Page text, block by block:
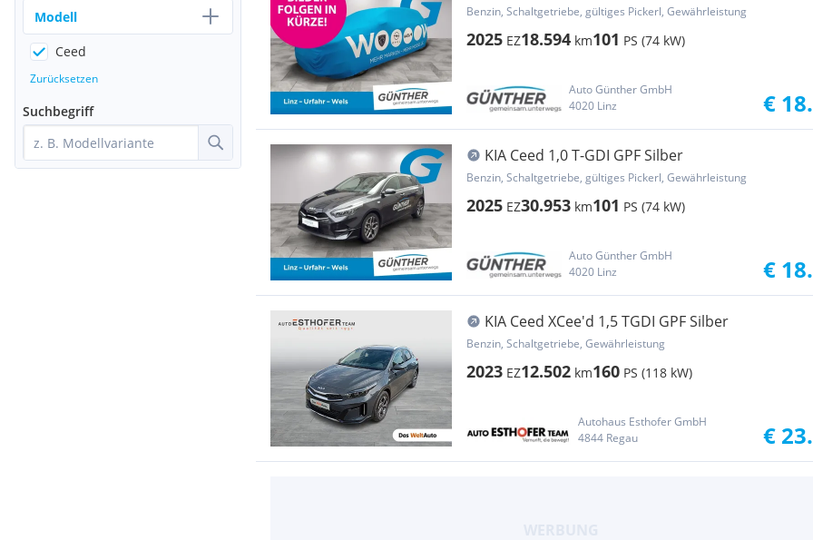
Benzin, Schaltgetriebe, gültiges Pickerl, Gewährleistung
2025 EZ18.594 km101 PS (74 kW)
Auto Günther GmbH
4020 Linz
€
KIA Ceed 1,0 T-GDI GPF Silber
Benzin, Schaltgetriebe, gültiges Pickerl, Gewährleistung
2025 EZ30.953 km101 PS (74 kW)
Auto Günther GmbH
4020 Linz
€
KIA Ceed XCee'd 1,5 TGDI GPF Silber
Benzin, Schaltgetriebe, Gewährleistung
2023 EZ12.502 km160 PS (118 kW)
Autohaus Esthofer GmbH
4844 Regau
€
Modell
Ceed
Zurücksetzen
Suchbegriff